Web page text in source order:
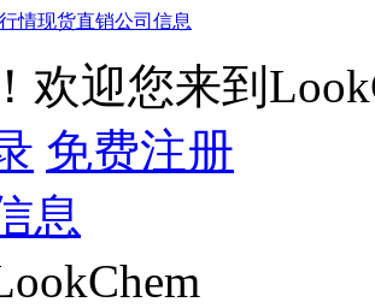
情现货直销公司信息
欢迎您来到
免费注册
息